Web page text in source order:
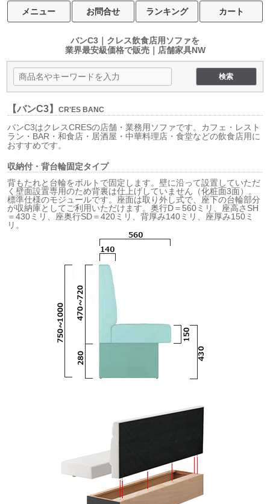
メニュー お問合せ ランキング カート
バンC3｜クレス飲食店用ソファを
業界最安級価格で販売｜店舗家具NW
【バンC3】CR'ES BANC
バンC3はクレスCRESの店舗・業務用ソファです。カフェ・レスト
ラン・BAR・和食店・居酒屋・中華料理店・食堂などの飲食店用に
おすすめです。
収納付・背台輪固定タイプ
背もたれと台輪をボルトで固定します。壁に沿って設置していただ
く壁面設置専用のため背裏は仕上げしていません（化粧面3面）。
標準仕様のモジュールです。座面は取り外し式で、座下の台輪部分
が収納庫としてご利用いただけます。奥行D＝560ミリ、座高さSH
＝430ミリ、座奥行SD＝420ミリ、背厚み140ミリ、座厚み150ミ
リ。